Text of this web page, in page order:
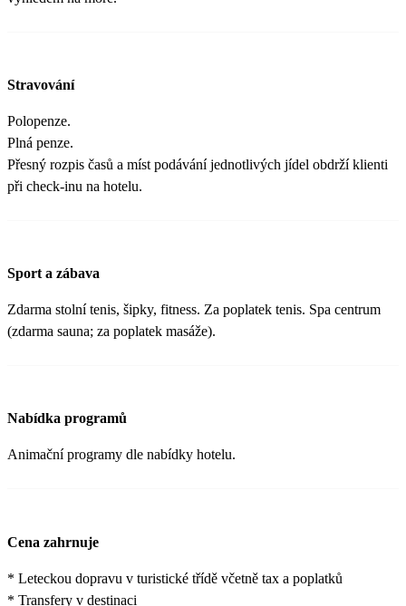
Stravování
Polopenze.
Plná penze.
Přesný rozpis časů a míst podávání jednotlivých jídel obdrží klienti
při check-inu na hotelu.
Sport a zábava
Zdarma stolní tenis, šipky, fitness. Za poplatek tenis. Spa centrum
(zdarma sauna; za poplatek masáže).
Nabídka programů
Animační programy dle nabídky hotelu.
Cena zahrnuje
* Leteckou dopravu v turistické třídě včetně tax a poplatků
* Transfery v destinaci